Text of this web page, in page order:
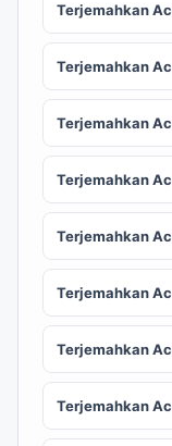
Terjemahkan
Terjemahkan
Terjemahkan
Terjemahkan
Terjemahkan
Terjemahkan
Terjemahkan
Terjemahkan